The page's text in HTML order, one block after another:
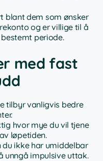
blant dem som ønsker
og er villige til å
bestemt periode.
med fast
tilbyr vanligvis bedre
hvor mye du vil tjene
løpetiden.
du ikke har umiddelbar
unngå impulsive uttak.